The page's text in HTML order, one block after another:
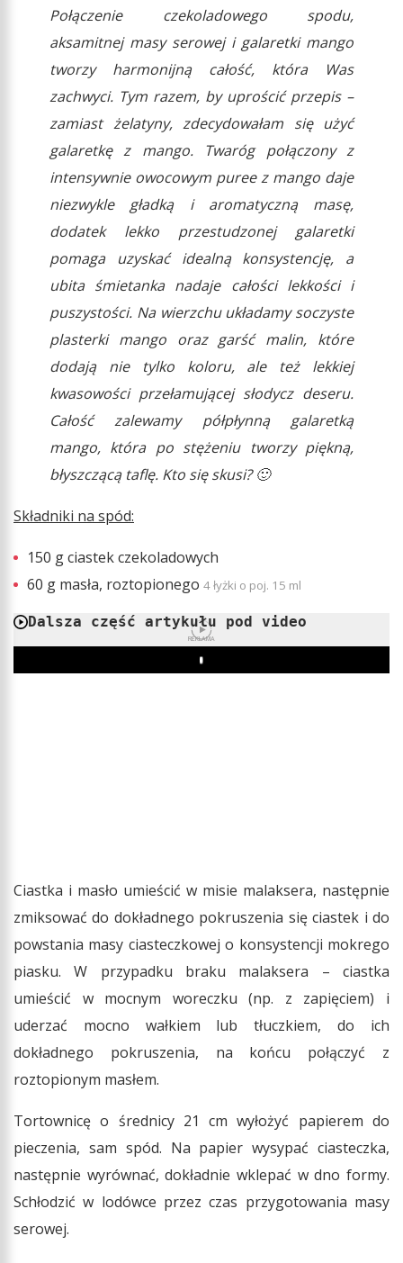
Połączenie czekoladowego spodu,
aksamitnej masy serowej i galaretki mango
tworzy harmonijną całość, która Was
zachwyci. Tym razem, by uprościć przepis –
zamiast żelatyny, zdecydowałam się użyć
galaretkę z mango. Twaróg połączony z
intensywnie owocowym puree z mango daje
niezwykle gładką i aromatyczną masę,
dodatek lekko przestudzonej galaretki
pomaga uzyskać idealną konsystencję, a
ubita śmietanka nadaje całości lekkości i
puszystości. Na wierzchu układamy soczyste
plasterki mango oraz garść malin, które
dodają nie tylko koloru, ale też lekkiej
kwasowości przełamującej słodycz deseru.
Całość zalewamy półpłynną galaretką
mango, która po stężeniu tworzy piękną,
błyszczącą taflę. Kto się skusi? 🙂
Składniki na spód:
150 g ciastek czekoladowych
60 g masła, roztopionego 4 łyżki o poj. 15 ml
Dalsza część artykułu pod video
REKLAMA
Play
Ciastka i masło umieścić w misie malaksera, następnie
zmiksować do dokładnego pokruszenia się ciastek i do
powstania masy ciasteczkowej o konsystencji mokrego
piasku. W przypadku braku malaksera – ciastka
umieścić w mocnym woreczku (np. z zapięciem) i
uderzać mocno wałkiem lub tłuczkiem, do ich
dokładnego pokruszenia, na końcu połączyć z
roztopionym masłem.
Tortownicę o średnicy 21 cm wyłożyć papierem do
pieczenia, sam spód. Na papier wysypać ciasteczka,
następnie wyrównać, dokładnie wklepać w dno formy.
Schłodzić w lodówce przez czas przygotowania masy
serowej.